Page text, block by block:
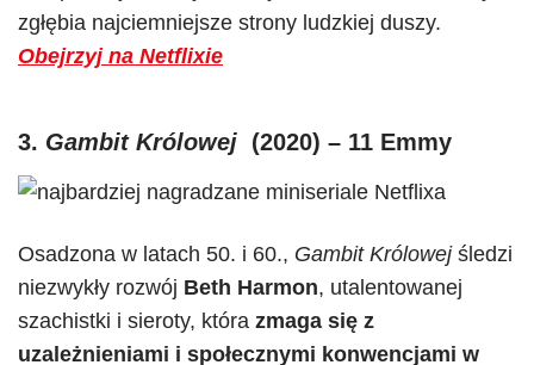
zgłębia najciemniejsze strony ludzkiej duszy.
Obejrzyj na Netflixie
3. Gambit Królowej (2020) – 11 Emmy
Osadzona w latach 50. i 60., Gambit Królowej śledzi
niezwykły rozwój Beth Harmon, utalentowanej
szachistki i sieroty, która zmaga się z
uzależnieniami i społecznymi konwencjami w